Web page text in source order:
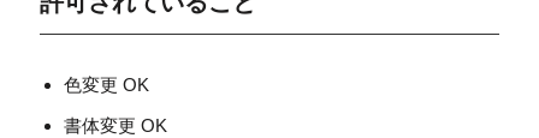
色変更 OK
書体変更 OK